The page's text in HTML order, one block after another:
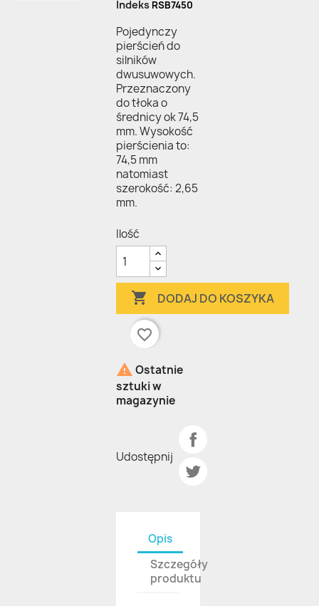
Indeks RSB7450
Pojedynczy
pierścień do
silników
dwusuwowych.
Przeznaczony
do tłoka o
średnicy ok 74,5
mm. Wysokość
pierścienia to:
74,5 mm
natomiast
szerokość: 2,65
mm.
Ilość
 DODAJ DO KOSZYKA
favorite_border
 Ostatnie
sztuki w
magazynie
Udostępnij
Opis
Szczegóły
produktu